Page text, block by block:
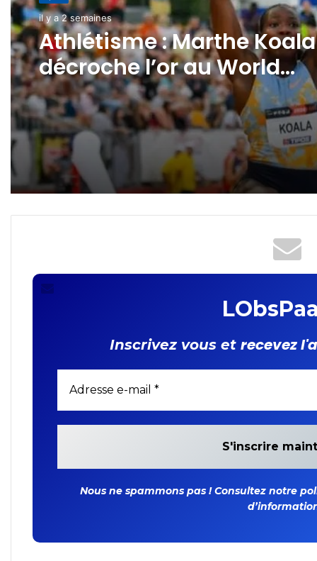
Sport
il y a 2 semaines
Athlétisme : Marthe Koala
décroche l’or au World
Continental Tour Silver
International
il y a 3 semaines
CAN 2032: l’AES
Inscrivez vous et recevez
Nous ne spammons pas ! Consultez notre